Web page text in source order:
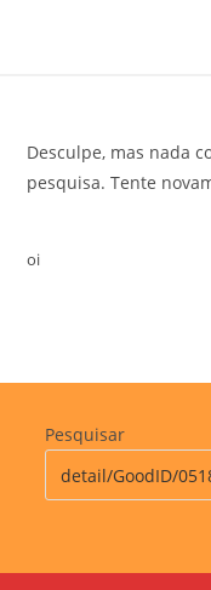
Desculpe, mas nada
pesquisa. Tente
oi
Pesquisar